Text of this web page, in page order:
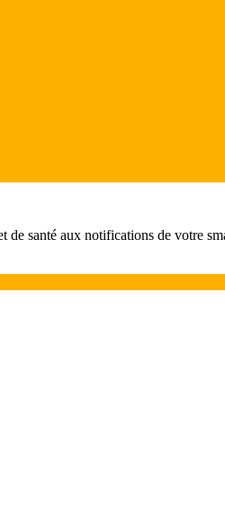
santé aux notifications de votre